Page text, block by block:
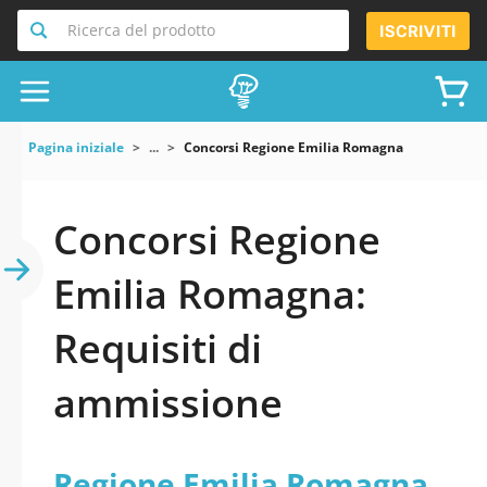
Ricerca del prodotto ISCRIVITI
Pagina iniziale ... Concorsi Regione Emilia Romagna
Concorsi Regione
Emilia Romagna:
Requisiti di
ammissione